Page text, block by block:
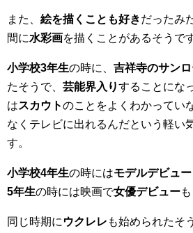
また、 絵を描くことも好きだったみ
間に水彩画を描くことがあるそうで
小学校3年生の時に、 吉祥寺のサン
たそうで、 芸能界入りすることにな
はスカウトのことをよくわかってい
なくテレビに出れるんだという軽い
す。
小学校4年生の時にはモデルデビュー
5年生の時には映画で女優デビュー
同じ時期に ウクレレ も始められたそ